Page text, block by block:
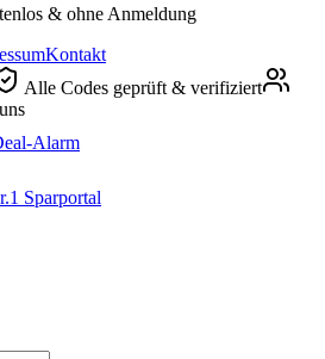
& ohne Anmeldung
Kontakt
Alle Codes geprüft & verifiziert
Alarm
Sparportal